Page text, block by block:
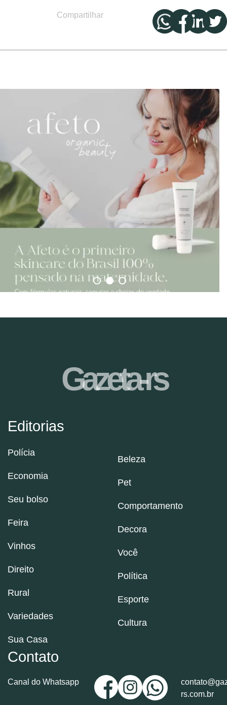
Compartilhar
Editorias
Polícia
Economia
Seu bolso
Feira
Vinhos
Direito
Rural
Variedades
Sua Casa
Beleza
Pet
Comportamento
Decora
Você
Política
Esporte
Cultura
Contato
Canal do Whatsapp
rs.com.br
Gazeta-rs